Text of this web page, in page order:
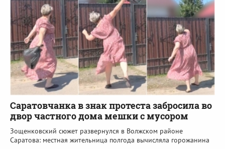
Саратовчанка в знак протеста забросила во
двор частного дома мешки с мусором
Зощенковский сюжет развернулся в Волжском районе
Саратова: местная жительница полгода вычисляла горожанина